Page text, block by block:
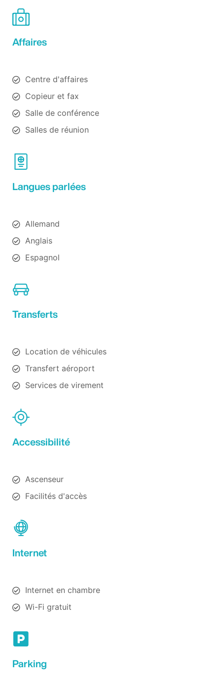
Affaires
Centre d'affaires
Copieur et fax
Salle de conférence
Salles de réunion
Langues parlées
Allemand
Anglais
Espagnol
Transferts
Location de véhicules
Transfert aéroport
Services de virement
Accessibilité
Ascenseur
Facilités d'accès
Internet
Internet en chambre
Wi-Fi gratuit
Parking